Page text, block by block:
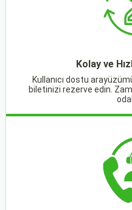
Kolay ve
Kullanıcı dostu
biletinizi rezerve edin.